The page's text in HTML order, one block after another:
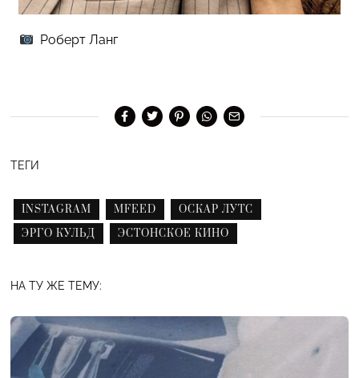
Роберт Ланг
ТЕГИ
INSTAGRAM MFEED
ОСКАР ЛУТС
ЭРГО КУЛЬД
ЭСТОНСКОЕ КИНО
НА ТУ ЖЕ ТЕМУ: